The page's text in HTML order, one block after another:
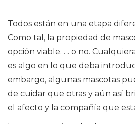
Todos están en una etapa
Como tal, la propiedad de
opción viable. . . o no.
es algo en lo que deba
embargo, algunas mascotas
de cuidar que otras y aún así
el afecto y la compañía que